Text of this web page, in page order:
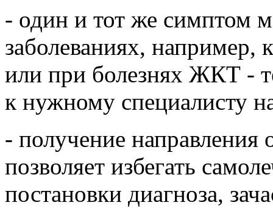
- один и тот же симптом
заболеваниях,
или при болезнях ЖКТ -
к нужному специалисту
- получение направления
позволяет избегать
постановки диагноза,